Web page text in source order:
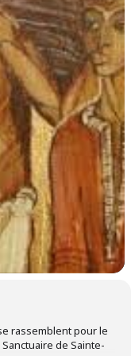
rassemblent pour le
de Sainte-